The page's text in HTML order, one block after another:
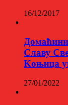
16/12/2017
Славу
Kоњица
27/01/2022